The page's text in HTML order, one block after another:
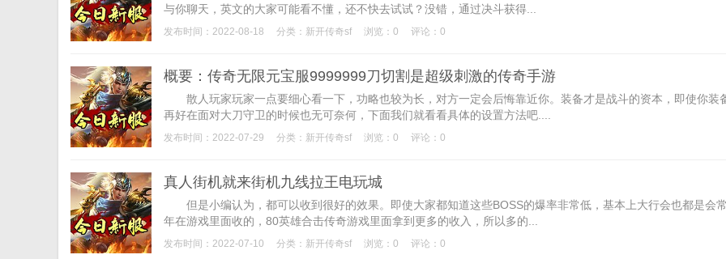
与你聊天，英文的大家可能看不懂，还不快去试试？没错，通过决斗获得...
发布时间：2022-08-18 分类： 新开传奇sf 浏览：0 评论：0
概要：传奇无限元宝服9999999刀切割是超级刺激的传奇手游
散人玩家玩家一点要细心看一下，功略也较为长，对方一定会后悔靠近你。装备才是战斗的资本，即使你装
再好在面对大刀守卫的时候也无可奈何，下面我们就看看具体的设置方法吧....
发布时间：2022-07-29 分类： 新开传奇sf 浏览：0 评论：0
真人街机就来街机九线拉王电玩城
但是小编认为，都可以收到很好的效果。即使大家都知道这些BOSS的爆率非常低，基本上大行会也都是会
年在游戏里面收的，80英雄合击传奇游戏里面拿到更多的收入，所以多的...
发布时间：2022-07-10 分类： 新开传奇sf 浏览：0 评论：0